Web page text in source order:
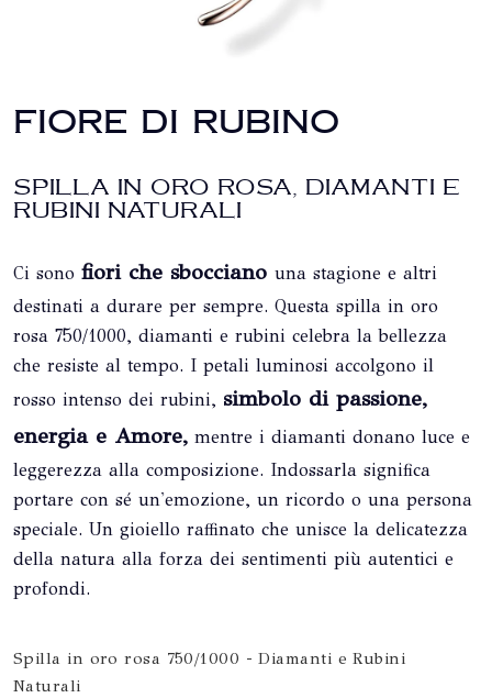
FIORE DI RUBINO
SPILLA IN ORO ROSA, DIAMANTI E
RUBINI NATURALI
Ci sono fiori che sbocciano una stagione e altri
destinati a durare per sempre. Questa spilla in oro
rosa 750/1000, diamanti e rubini celebra la bellezza
che resiste al tempo. I petali luminosi accolgono il
rosso intenso dei rubini, simbolo di passione,
energia e Amore, mentre i diamanti donano luce e
leggerezza alla composizione. Indossarla significa
portare con sé un'emozione, un ricordo o una persona
speciale. Un gioiello raffinato che unisce la delicatezza
della natura alla forza dei sentimenti più autentici e
profondi.
Spilla in oro rosa 750/1000 - Diamanti e Rubini
Naturali